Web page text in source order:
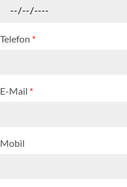
Telefon *
E-Mail *
Mobil